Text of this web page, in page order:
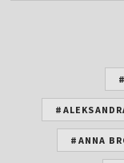
#ANNA